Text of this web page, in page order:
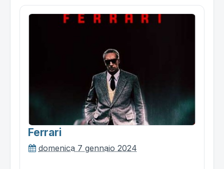
Ferrari
domenica 7 gennaio 2024